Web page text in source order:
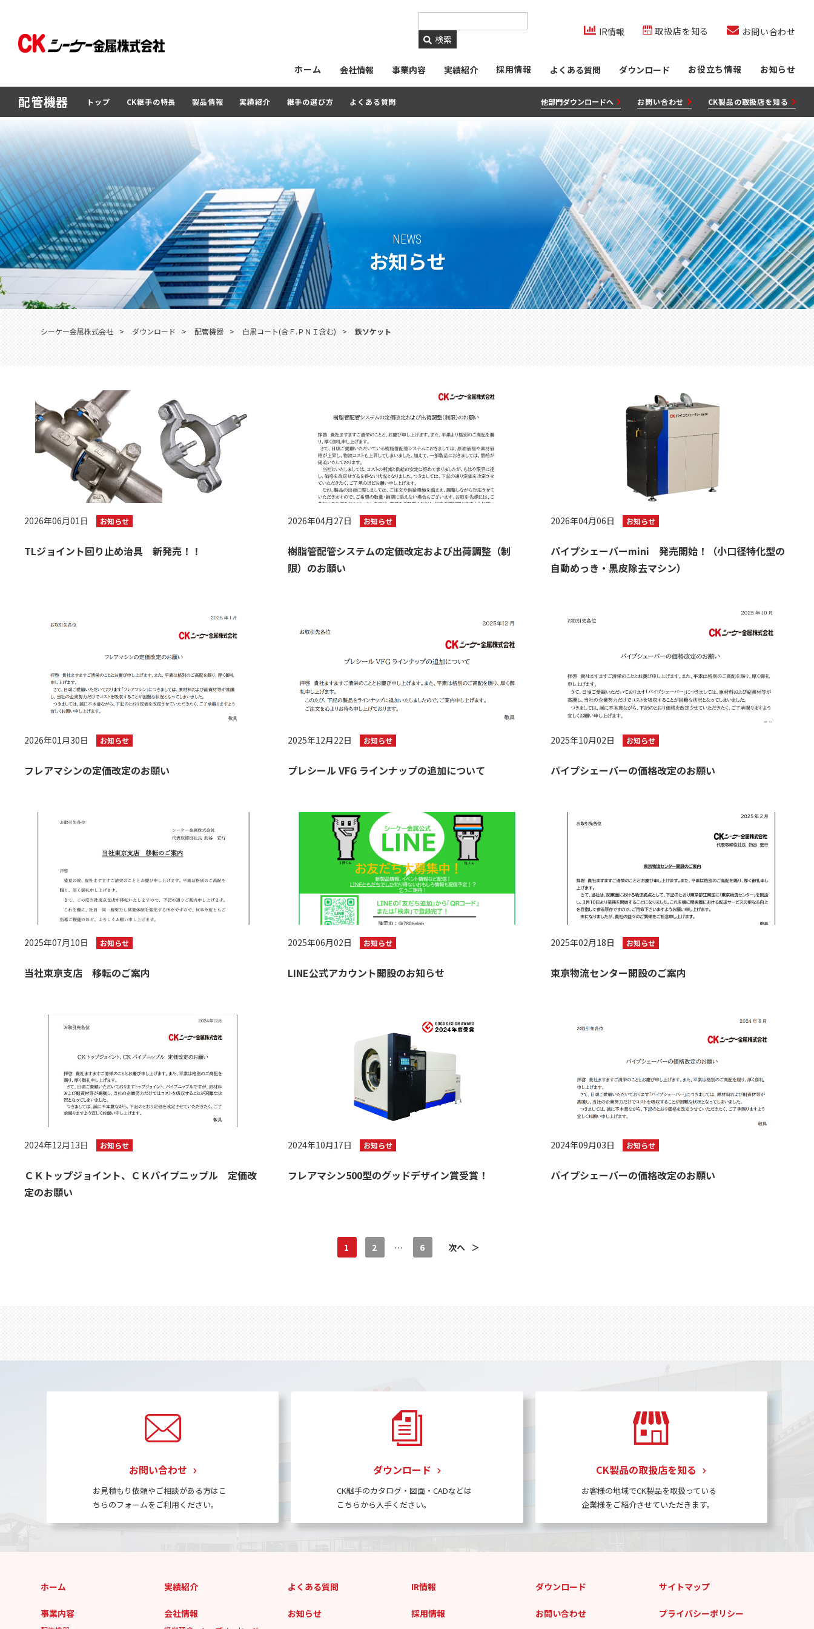
https://www.ckmetals.co.jp/内を検索
検索
IR情報 取扱店を知る お問い合わせ
ホーム 会社情報 事業内容 実績紹介 採用情報 よくある質問 ダウンロード お役立ち情報 お知らせ
配管機器 トップ CK継手の特長 製品情報 実績紹介 継手の選び方 よくある質問 他部門ダウンロードへ お問い合わせ CK製品の取扱店を知る
NEWS
お知らせ
シーケー金属株式会社 > ダウンロード > 配管機器 > 白黒コート(合Ｆ.ＰＮＩ含む) > 鉄ソケット
2026年06月01日 お知らせ
TLジョイント回り止め治具 新発売！！
2026年04月27日 お知らせ
樹脂管配管システムの定価改定および出荷調整（制
限）のお願い
2026年04月06日 お知らせ
パイプシェーバーmini 発売開始！（小口径特化型の
自動めっき・黒皮除去マシン）
2026年01月30日 お知らせ
フレアマシンの定価改定のお願い
2025年12月22日 お知らせ
プレシール VFG ラインナップの追加について
2025年10月02日 お知らせ
パイプシェーバーの価格改定のお願い
2025年07月10日 お知らせ
当社東京支店 移転のご案内
2025年06月02日 お知らせ
LINE公式アカウント開設のお知らせ
2025年02月18日 お知らせ
東京物流センター開設のご案内
2024年12月13日 お知らせ
ＣＫトップジョイント、ＣＫパイプニップル 定価改
定のお願い
2024年10月17日 お知らせ
フレアマシン500型のグッドデザイン賞受賞！
2024年09月03日 お知らせ
パイプシェーバーの価格改定のお願い
1 2 … 6 次へ ＞
お問い合わせ
お見積もり依頼やご相談がある方はこ
ちらのフォームをご利用ください。
ダウンロード
CK継手のカタログ・図面・CADなどは
こちらから入手ください。
CK製品の取扱店を知る
お客様の地域でCK製品を取扱っている
企業様をご紹介させていただきます。
ホーム
事業内容
実績紹介
会社情報
よくある質問
お知らせ
IR情報
採用情報
ダウンロード
お問い合わせ
サイトマップ
プライバシーポリシー